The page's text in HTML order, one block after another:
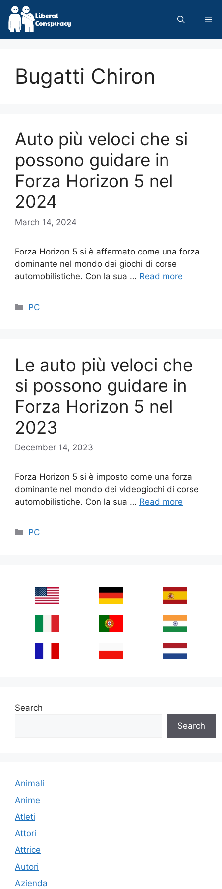
Skip
content
Bugatti Chiron
Auto più veloci che si
possono guidare in
Forza Horizon 5 nel
2024
March 14, 2024
Forza Horizon 5 si è affermato come una forza
dominante nel mondo dei giochi di corse
automobilistiche. Con la sua … Read more
Categories
PC
Le auto più veloci che
si possono guidare in
Forza Horizon 5 nel
2023
December 14, 2023
Forza Horizon 5 si è imposto come una forza
dominante nel mondo dei videogiochi di corse
automobilistiche. Con la sua … Read more
Categories
PC
Search
Search
Animali
Anime
Atleti
Attori
Attrice
Autori
Azienda